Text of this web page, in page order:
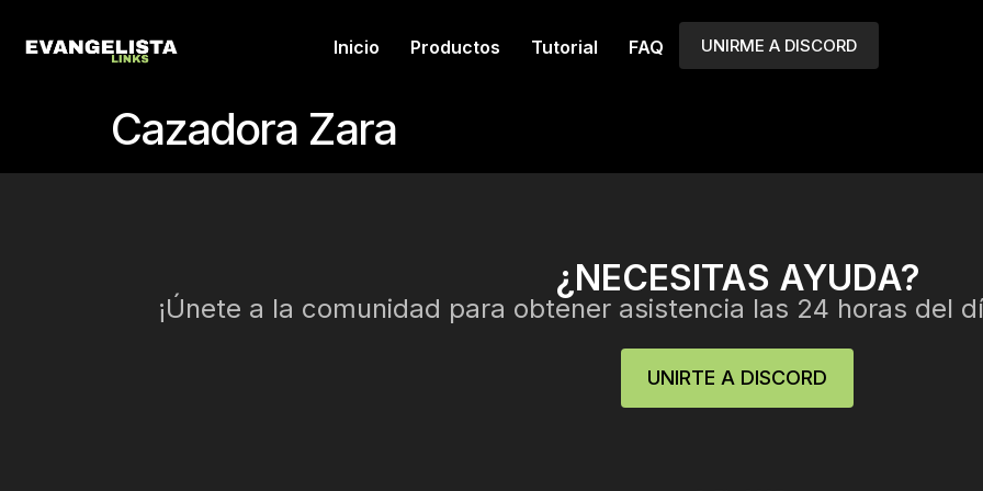
Inicio Productos Tutorial FAQ UNIRME A DISCORD
Cazadora Zara
¿NECESITAS AYUDA?
¡Únete a la comunidad para obtener asistencia las 24 horas del
UNIRTE A DISCORD